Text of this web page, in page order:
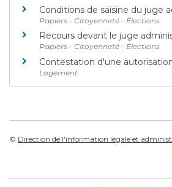
Conditions de saisine du juge
Papiers - Citoyenneté - Élections
Recours devant le juge
Papiers - Citoyenneté - Élections
Contestation d'une
Logement
© Direction de l'information légale et